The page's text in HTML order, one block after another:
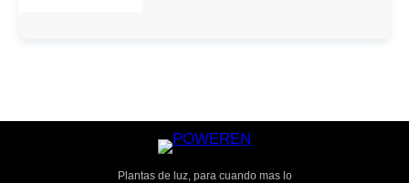
Plantas de luz, para cuando mas lo